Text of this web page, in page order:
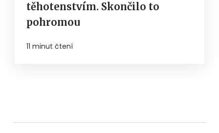
těhotenstvím. Skončilo to
pohromou
11 minut čtení